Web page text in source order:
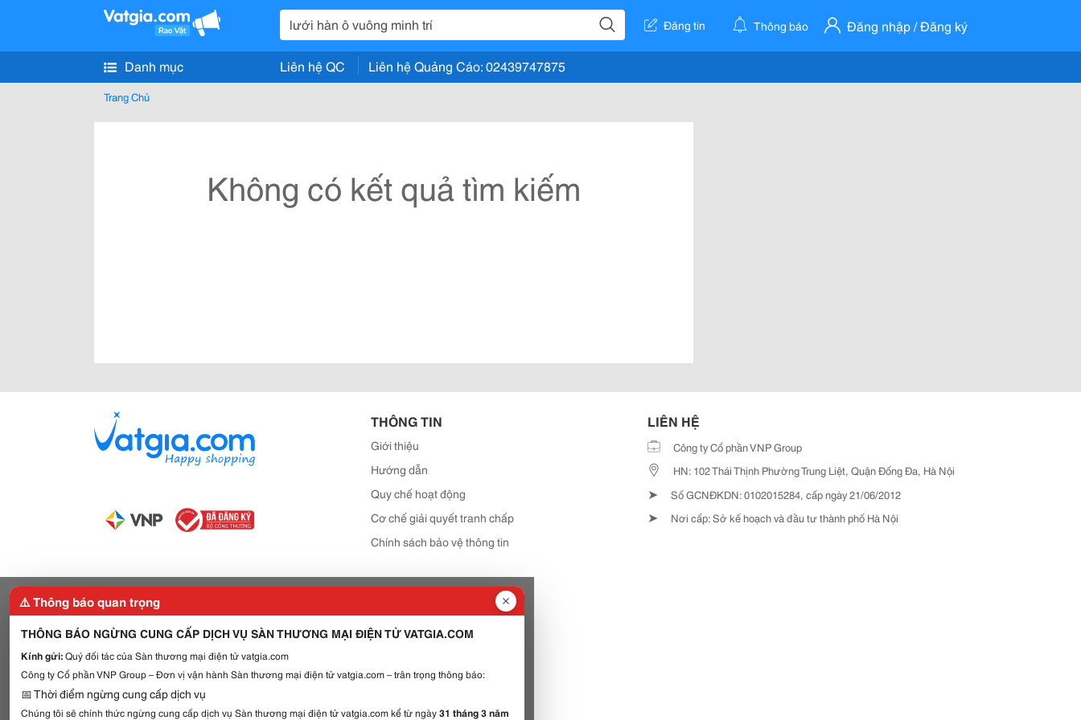
Đăng tin Thông báo Đăng nhập / Đăng ký
Danh mục Liên hệ QC Liên hệ Quảng Cáo: 02439747875
Trang Chủ
Không có kết quả tìm kiếm
THÔNG TIN
Giới thiệu
Hướng dẫn
Quy chế hoạt động
Cơ chế giải quyết tranh chấp
Chính sách bảo vệ thông tin
LIÊN HỆ
Công ty Cổ phần VNP Group
HN: 102 Thái Thịnh Phường Trung Liệt, Quận Đống Đa, Hà Nội
➤ Số GCNĐKDN: 0102015284, cấp ngày 21/06/2012
➤ Nơi cấp: Sở kế hoạch và đầu tư thành phố Hà Nội
⚠️ Thông báo quan trọng
THÔNG BÁO NGỪNG CUNG CẤP DỊCH VỤ SÀN THƯƠNG MẠI ĐIỆN TỬ VATGIA.COM
Kính gửi:Quý đối tác của Sàn thương mại điện tử vatgia.com
Công ty Cổ phần VNP Group – Đơn vị vận hành Sàn thương mại điện tử vatgia.com – trân trọng thông báo:
📅 Thời điểm ngừng cung cấp dịch vụ
Chúng tôi sẽ chính thức ngừng cung cấp dịch vụ Sàn thương mại điện tử vatgia.com kể từ ngày31 tháng 3 năm